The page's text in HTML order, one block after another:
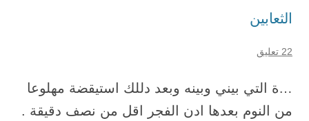
الثعابين
22 تعليق
…ة التي بيني وبينه وبعد دللك استيقضة مهلوعا
من النوم بعدها ادن الفجر اقل من نصف دقيقة .